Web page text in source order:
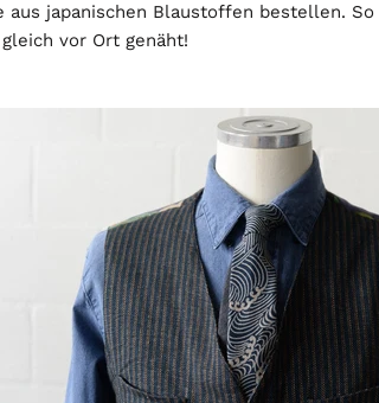
aus japanischen Blaustoffen bestellen.
vor Ort genäht!